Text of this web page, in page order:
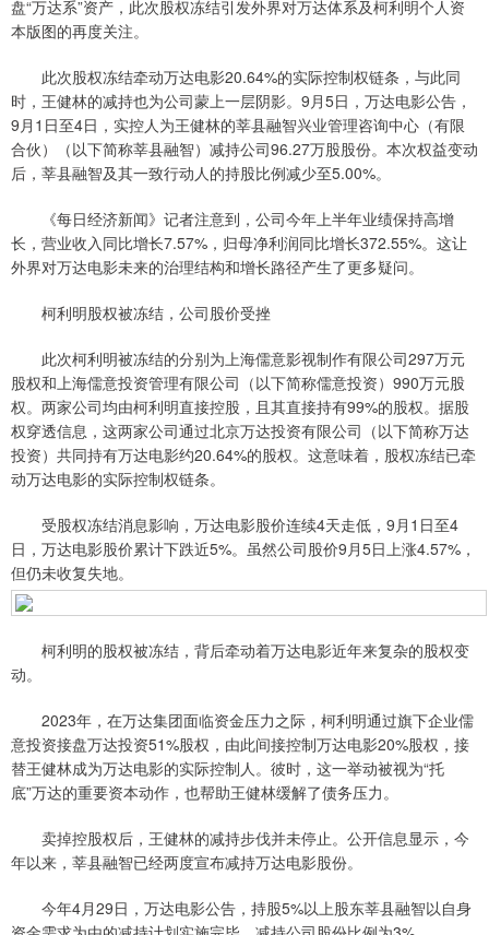
盘“万达系”资产，此次股权冻结引发外界对万达体系及柯利明个人资
本版图的再度关注。
此次股权冻结牵动万达电影20.64%的实际控制权链条，与此同
时，王健林的减持也为公司蒙上一层阴影。9月5日，万达电影公告，
9月1日至4日，实控人为王健林的莘县融智兴业管理咨询中心（有限
合伙）（以下简称莘县融智）减持公司96.27万股股份。本次权益变动
后，莘县融智及其一致行动人的持股比例减少至5.00%。
《每日经济新闻》记者注意到，公司今年上半年业绩保持高增
长，营业收入同比增长7.57%，归母净利润同比增长372.55%。这让
外界对万达电影未来的治理结构和增长路径产生了更多疑问。
柯利明股权被冻结，公司股价受挫
此次柯利明被冻结的分别为上海儒意影视制作有限公司297万元
股权和上海儒意投资管理有限公司（以下简称儒意投资）990万元股
权。两家公司均由柯利明直接控股，且其直接持有99%的股权。据股
权穿透信息，这两家公司通过北京万达投资有限公司（以下简称万达
投资）共同持有万达电影约20.64%的股权。这意味着，股权冻结已牵
动万达电影的实际控制权链条。
受股权冻结消息影响，万达电影股价连续4天走低，9月1日至4
日，万达电影股价累计下跌近5%。虽然公司股价9月5日上涨4.57%，
但仍未收复失地。
柯利明的股权被冻结，背后牵动着万达电影近年来复杂的股权变
动。
2023年，在万达集团面临资金压力之际，柯利明通过旗下企业儒
意投资接盘万达投资51%股权，由此间接控制万达电影20%股权，接
替王健林成为万达电影的实际控制人。彼时，这一举动被视为“托
底”万达的重要资本动作，也帮助王健林缓解了债务压力。
卖掉控股权后，王健林的减持步伐并未停止。公开信息显示，今
年以来，莘县融智已经两度宣布减持万达电影股份。
今年4月29日，万达电影公告，持股5%以上股东莘县融智以自身